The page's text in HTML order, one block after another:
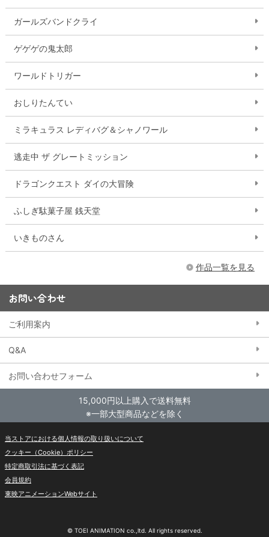
ガールズバンドクライ
ゲゲゲの鬼太郎
ワールドトリガー
おしりたんてい
ミラキュラス レディバグ＆シャノワール
逃走中 ザ グレートミッション
ドラゴンクエスト ダイの大冒険
ふしぎ駄菓子屋 銭天堂
いきものさん
作品一覧を見る
お問い合わせ
ご利用案内
Q&A
お問い合わせフォーム
15,000円以上購入で送料無料
※一部大型商品などを除く
当ストアにおける個人情報の取り扱いについて
クッキー（Cookie）ポリシー
特定商取引法に基づく表記
会員規約
東映アニメーションWebサイト
© TOEI ANIMATION co.,ltd. All rights reserved.